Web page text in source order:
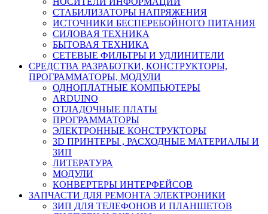
СТАБИЛИЗАТОРЫ НАПРЯЖЕНИЯ
ИСТОЧНИКИ БЕСПЕРЕБОЙНОГО ПИТАНИЯ
СИЛОВАЯ ТЕХНИКА
БЫТОВАЯ ТЕХНИКА
СЕТЕВЫЕ ФИЛЬТРЫ И УДЛИНИТЕЛИ
СРЕДСТВА РАЗРАБОТКИ, КОНСТРУКТОРЫ,
ПРОГРАММАТОРЫ, МОДУЛИ
ОДНОПЛАТНЫЕ КОМПЬЮТЕРЫ
ARDUINO
ОТЛАДОЧНЫЕ ПЛАТЫ
ПРОГРАММАТОРЫ
ЭЛЕКТРОННЫЕ КОНСТРУКТОРЫ
3D ПРИНТЕРЫ , РАСХОДНЫЕ МАТЕРИАЛЫ И
ЗИП
ЛИТЕРАТУРА
МОДУЛИ
КОНВЕРТЕРЫ ИНТЕРФЕЙСОВ
ЗАПЧАСТИ ДЛЯ РЕМОНТА ЭЛЕКТРОНИКИ
ЗИП ДЛЯ ТЕЛЕФОНОВ И ПЛАНШЕТОВ